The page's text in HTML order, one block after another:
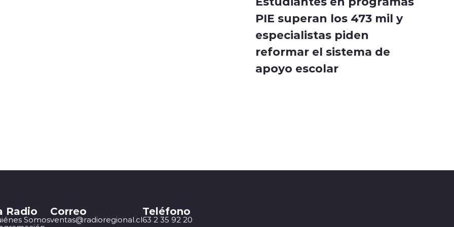
PIE superan los 473 mil y
especialistas piden
reformar el sistema de
apoyo escolar
Radio
Somos
Correo
ventas@radioregional.cl
Teléfono
63 2 35 92 20